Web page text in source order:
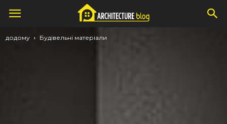
додому Будівельні матеріали